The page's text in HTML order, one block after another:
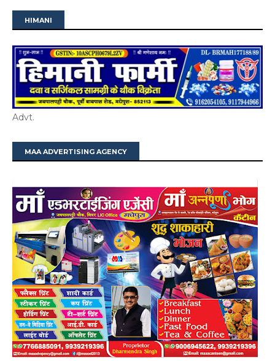
HIMANI
Advt.
MAA ADVERTISING AGENCY